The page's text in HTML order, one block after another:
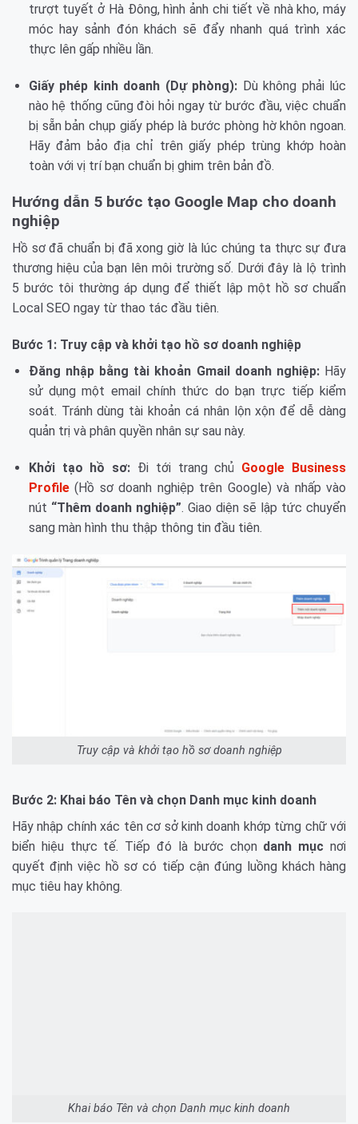
trượt tuyết ở Hà Đông, hình ảnh chi tiết về nhà kho, máy
móc hay sảnh đón khách sẽ đẩy nhanh quá trình xác
thực lên gấp nhiều lần.
Giấy phép kinh doanh (Dự phòng): Dù không phải lúc
nào hệ thống cũng đòi hỏi ngay từ bước đầu, việc chuẩn
bị sẵn bản chụp giấy phép là bước phòng hờ khôn ngoan.
Hãy đảm bảo địa chỉ trên giấy phép trùng khớp hoàn
toàn với vị trí bạn chuẩn bị ghim trên bản đồ.
Hướng dẫn 5 bước tạo Google Map cho doanh
nghiệp
Hồ sơ đã chuẩn bị đã xong giờ là lúc chúng ta thực sự đưa
thương hiệu của bạn lên môi trường số. Dưới đây là lộ trình
5 bước tôi thường áp dụng để thiết lập một hồ sơ chuẩn
Local SEO ngay từ thao tác đầu tiên.
Bước 1: Truy cập và khởi tạo hồ sơ doanh nghiệp
Đăng nhập bằng tài khoản Gmail doanh nghiệp:Hãy
sử dụng một email chính thức do bạn trực tiếp kiểm
soát. Tránh dùng tài khoản cá nhân lộn xộn để dễ dàng
quản trị và phân quyền nhân sự sau này.
Khởi tạo hồ sơ: Đi tới trang chủ Google Business
Profile(Hồ sơ doanh nghiệp trên Google) và nhấp vào
nút “Thêm doanh nghiệp”. Giao diện sẽ lập tức chuyển
sang màn hình thu thập thông tin đầu tiên.
Truy cập và khởi tạo hồ sơ doanh nghiệp
Bước 2: Khai báo Tên và chọn Danh mục kinh doanh
Hãy nhập chính xác tên cơ sở kinh doanh khớp từng chữ với
biển hiệu thực tế. Tiếp đó là bước chọn danh mục nơi
quyết định việc hồ sơ có tiếp cận đúng luồng khách hàng
mục tiêu hay không.
Khai báo Tên và chọn Danh mục kinh doanh